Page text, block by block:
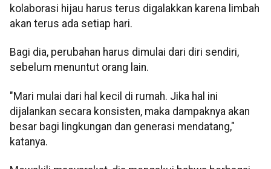
kolaborasi hijau harus terus digalakkan karena limbah
akan terus ada setiap hari.
Bagi dia, perubahan harus dimulai dari diri sendiri,
sebelum menuntut orang lain.
"Mari mulai dari hal kecil di rumah. Jika hal ini
dijalankan secara konsisten, maka dampaknya akan
besar bagi lingkungan dan generasi mendatang,"
katanya.